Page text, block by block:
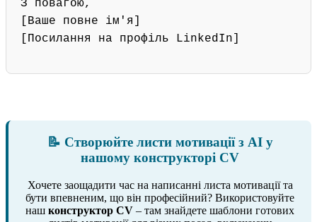
З повагою,
[Ваше повне ім'я]
[Посилання на профіль LinkedIn]
📝 Створюйте листи мотивації з AI у
нашому конструкторі CV
Хочете заощадити час на написанні листа мотивації та
бути впевненим, що він професійний? Використовуйте
наш конструктор CV – там знайдете шаблони готових